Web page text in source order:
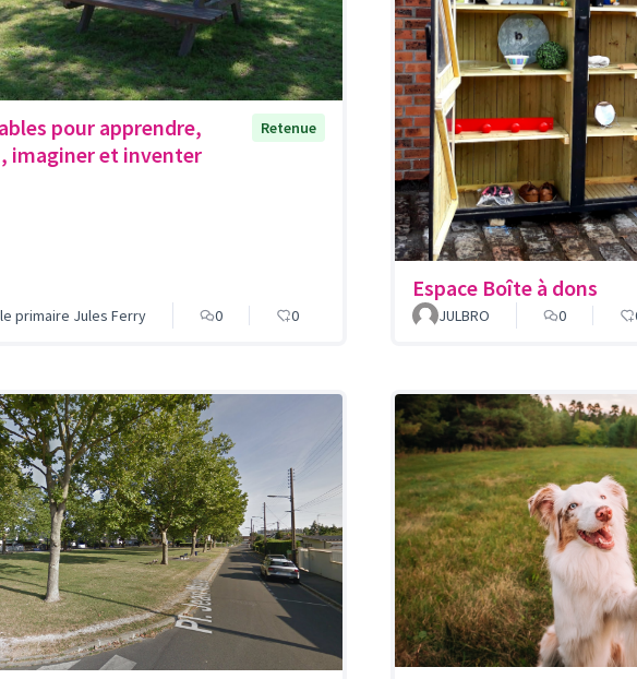
pour apprendre,
imaginer et inventer
Retenue
primaire Jules Ferry 0 0
Espace Boîte à dons
JULBRO
0